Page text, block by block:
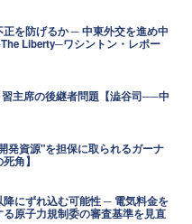
を防げるか ─ 中東外交を進め中
Liberty─ワシントン・レポー
主席の後継者問題【澁谷司──中
発資源"を担保に取られるガーナ
角】
にずれ込む可能性 ─ 電気料金を
原子力規制委の審査基準を見直